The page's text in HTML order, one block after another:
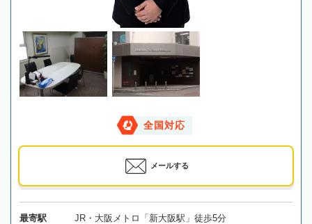
全国対応
メールする
最寄駅 JR・大阪メトロ「新大阪駅」徒歩5分